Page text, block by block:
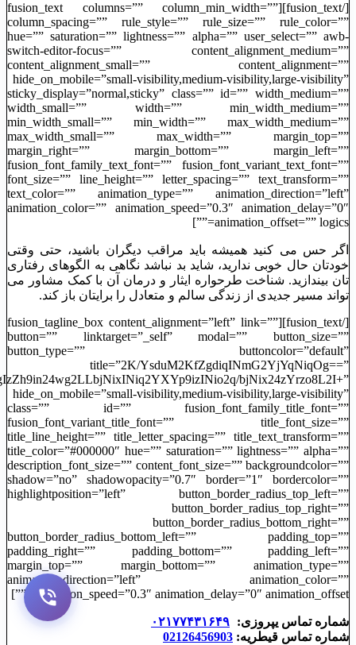
[/fusion_text][fusion_text columns=”” column_min_width=””
column_spacing=”” rule_style=”” rule_size=”” rule_color=””
hue=”” saturation=”” lightness=”” alpha=”” user_select=”” awb-
switch-editor-focus=”” content_alignment_medium=””
content_alignment_small=”” content_alignment=””
hide_on_mobile=”small-visibility,medium-visibility,large-visibility”
sticky_display=”normal,sticky” class=”” id=”” width_medium=””
width_small=”” width=”” min_width_medium=””
min_width_small=”” min_width=”” max_width_medium=””
max_width_small=”” max_width=”” margin_top=””
margin_right=”” margin_bottom=”” margin_left=””
fusion_font_family_text_font=”” fusion_font_variant_text_font=””
font_size=”” line_height=”” letter_spacing=”” text_transform=””
text_color=”” animation_type=”” animation_direction=”left”
animation_color=”” animation_speed=”0.3″ animation_delay=”0″
animation_offset=”” logics=””]
اگر حس می ‌کنید همیشه باید مراقب دیگران باشید، حتی وقتی
خودتان حال خوبی ندارید، شاید بد نباشد نگاهی به الگوهای رفتاری
‌تان بیندازید. شناخت طرحواره ایثار و درمان آن با کمک مشاور می
‌تواند مسیر جدیدی از زندگی سالم و متعادل را برایتان باز کند.
[/fusion_text][fusion_tagline_box content_alignment=”left” link=””
button=”” linktarget=”_self” modal=”” button_size=””
button_type=”” buttoncolor=”default”
title=”2K/YsduM2KfZgdiqINmG2YjYqNiqOg==”
bjNix24zYrzo8L2I+”
hide_on_mobile=”small-visibility,medium-visibility,large-visibility”
class=”” id=”” fusion_font_family_title_font=””
fusion_font_variant_title_font=”” title_font_size=””
title_line_height=”” title_letter_spacing=”” title_text_transform=””
title_color=”#000000″ hue=”” saturation=”” lightness=”” alpha=””
description_font_size=”” content_font_size=”” backgroundcolor=””
shadow=”no” shadowopacity=”0.7″ border=”1″ bordercolor=””
highlightposition=”left” button_border_radius_top_left=””
button_border_radius_top_right=””
button_border_radius_bottom_right=””
button_border_radius_bottom_left=”” padding_top=””
padding_right=”” padding_bottom=”” padding_left=””
margin_top=”” margin_bottom=”” animation_type=””
animation_direction=”left” animation_color=””
animation_speed=”0.3″ animation_delay=”0″ animation_offset=””]
شماره تماس یپروزی: ۰۲۱۷۷۴۳۱۶۴۹
شماره تماس قیطریه: 02126456903